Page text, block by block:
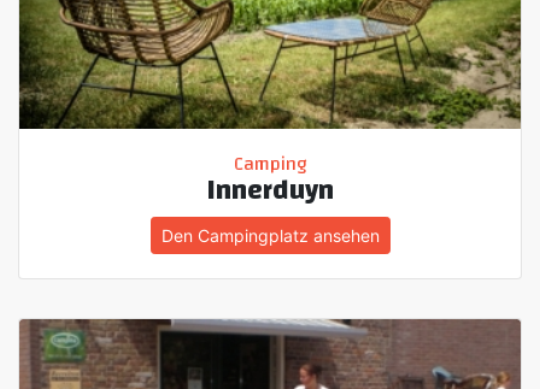
Camping
Innerduyn
Den Campingplatz ansehen